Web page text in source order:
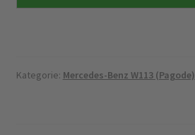
Kategorie: Mercedes-Benz W113 (Pagode)